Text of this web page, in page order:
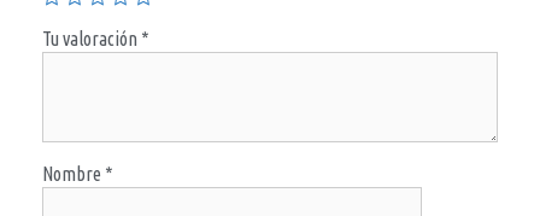
Tu valoración *
Nombre *